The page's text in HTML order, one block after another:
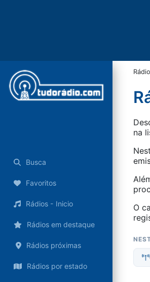
Busca
Favoritos
Rádios - Inicio
Rádios em destaque
Rádios próximas
Rádios por estado
na
O